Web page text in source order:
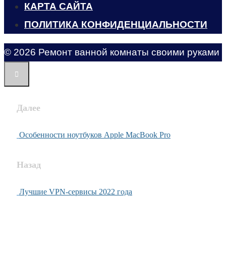
КАРТА САЙТА
ПОЛИТИКА КОНФИДЕНЦИАЛЬНОСТИ
© 2026 Ремонт ванной комнаты своими руками
Далее
Особенности ноутбуков Apple MacBook Pro
Назад
Лучшие VPN-сервисы 2022 года